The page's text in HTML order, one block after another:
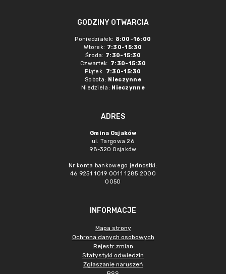
GODZINY OTWARCIA
Poniedziałek: 8:00-16:00
Wtorek: 7:30-15:30
Środa: 7:30-15:30
Czwartek: 7:30-15:30
Piątek: 7:30-15:30
Sobota: Nieczynne
Niedziela: Nieczynne
ADRES
Gmina Osjaków
ul. Targowa 26
98-320 Osjaków
Nr konta bankowego jednostki:
46 9251 1019 0011 1285 2000
0050
INFORMACJE
Mapa strony
Ochrona danych osobowych
Rejestr zmian
Statystyki odwiedzin
Zgłaszanie naruszeń